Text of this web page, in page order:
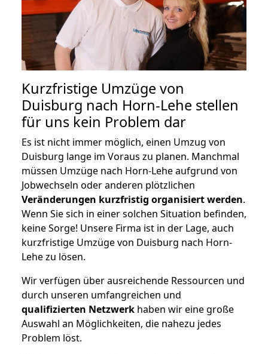
Kurzfristige Umzüge von
Duisburg nach Horn-Lehe stellen
für uns kein Problem dar
Es ist nicht immer möglich, einen Umzug von
Duisburg lange im Voraus zu planen. Manchmal
müssen Umzüge nach Horn-Lehe aufgrund von
Jobwechseln oder anderen plötzlichen
Veränderungen kurzfristig organisiert werden.
Wenn Sie sich in einer solchen Situation befinden,
keine Sorge! Unsere Firma ist in der Lage, auch
kurzfristige Umzüge von Duisburg nach Horn-
Lehe zu lösen.
Wir verfügen über ausreichende Ressourcen und
durch unseren umfangreichen und
qualifizierten Netzwerk haben wir eine große
Auswahl an Möglichkeiten, die nahezu jedes
Problem löst.